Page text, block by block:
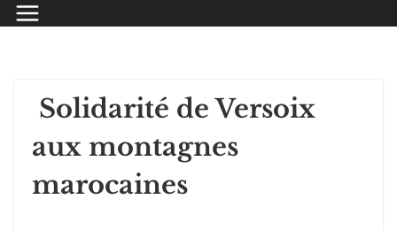
Solidarité de Versoix
aux montagnes
marocaines